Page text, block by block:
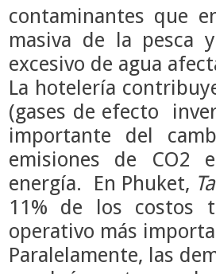
contaminantes que
masiva de la pesca
excesivo de agua
La hotelería
(gases de efecto
importante del
emisiones de CO2
energía. En Phuket,
11% de los costos
operativo más
Paralelamente, las